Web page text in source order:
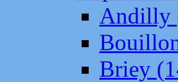
Andilly
Briey